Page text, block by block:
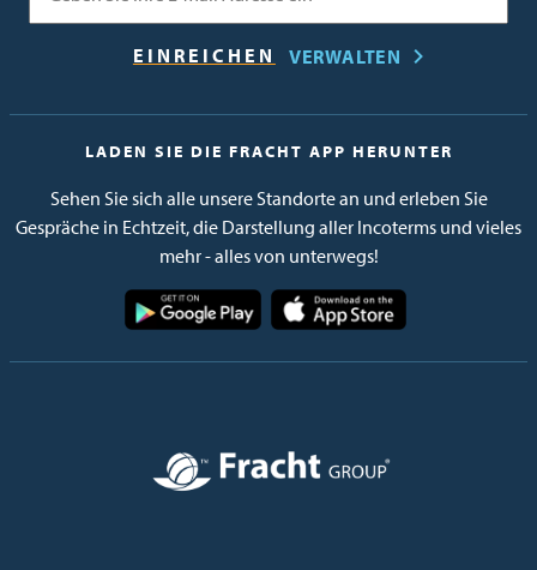
VERWALTEN
LADEN SIE DIE FRACHT APP HERUNTER
Sehen Sie sich alle unsere Standorte an und erleben Sie
Gespräche in Echtzeit, die Darstellung aller Incoterms und vieles
mehr - alles von unterwegs!
Bild
Bild